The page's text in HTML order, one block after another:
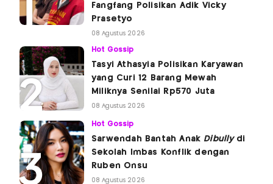
Fangfang Polisikan Adik Vicky
Prasetyo
08 Agustus 2026
Hot Gossip
Tasyi Athasyia Polisikan Karyawan
yang Curi 12 Barang Mewah
Miliknya Senilai Rp570 Juta
08 Agustus 2026
Hot Gossip
Sarwendah Bantah Anak Dibullydi
Sekolah Imbas Konflik dengan
Ruben Onsu
08 Agustus 2026